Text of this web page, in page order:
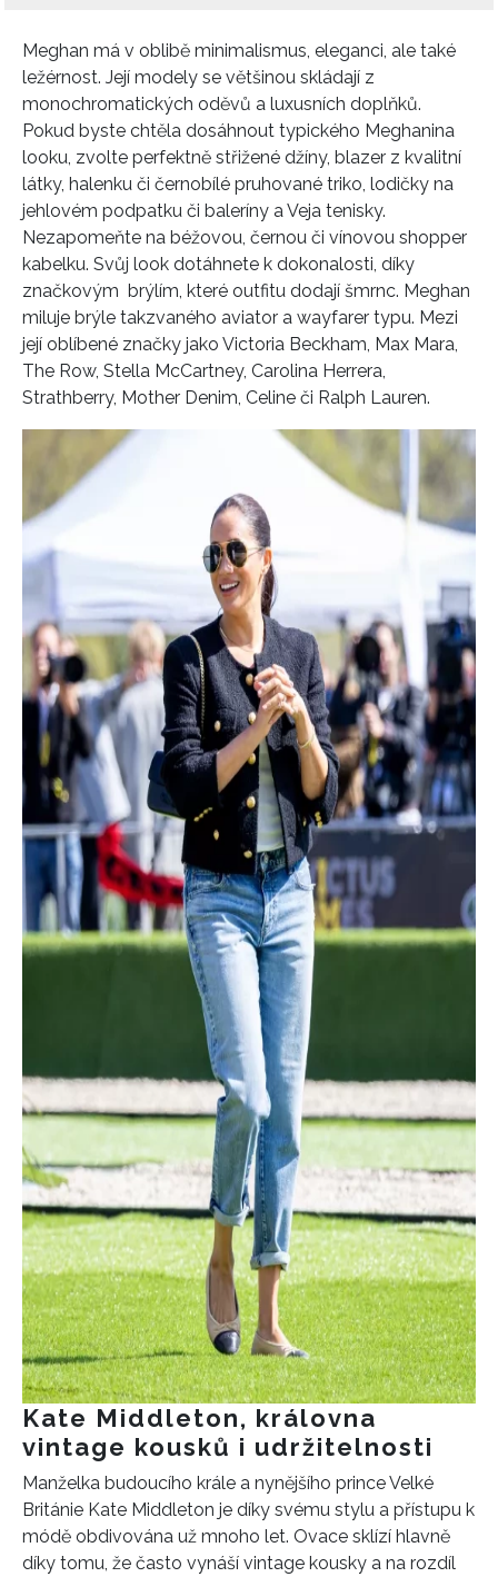
Meghan má v oblibě minimalismus, eleganci, ale také
ležérnost. Její modely se většinou skládají z
monochromatických oděvů a luxusních doplňků.
Pokud byste chtěla dosáhnout typického Meghanina
looku, zvolte perfektně střižené džíny, blazer z kvalitní
látky, halenku či černobílé pruhované triko, lodičky na
jehlovém podpatku či baleríny a Veja tenisky.
Nezapomeňte na béžovou, černou či vínovou shopper
kabelku. Svůj look dotáhnete k dokonalosti, díky
značkovým brýlím, které outfitu dodají šmrnc. Meghan
miluje brýle takzvaného aviator a wayfarer typu. Mezi
její oblíbené značky jako Victoria Beckham, Max Mara,
The Row, Stella McCartney, Carolina Herrera,
Strathberry, Mother Denim, Celine či Ralph Lauren.
Kate Middleton, královna
vintage kousků i udržitelnosti
Manželka budoucího krále a nynějšího prince Velké
Británie Kate Middleton je díky svému stylu a přístupu k
módě obdivována už mnoho let. Ovace sklízí hlavně
díky tomu, že často vynáší vintage kousky a na rozdíl